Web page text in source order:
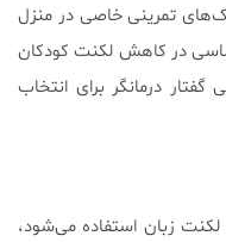
تمرینی خاصی در منزل
در کاهش لکنت کودکان
گفتار درمانگر برای انتخاب
لکنت زبان استفاده می‌شود،